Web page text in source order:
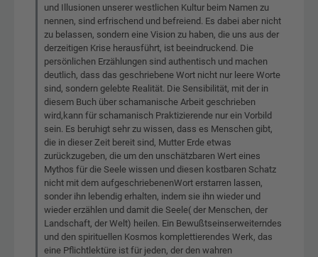
und Illusionen unserer westlichen Kultur beim Namen zu
nennen, sind erfrischend und befreiend. Es dabei aber nicht
zu belassen, sondern eine Vision zu haben, die uns aus der
derzeitigen Krise herausführt, ist beeindruckend. Die
persönlichen Erzählungen sind authentisch und machen
deutlich, dass das geschriebene Wort nicht nur leere Worte
sind, sondern gelebte Realität. Die Sensibilität, mit der in
diesem Buch über schamanische Arbeit geschrieben
wird,kann für schamanisch Praktizierende nur ein Vorbild
sein. Es beruhigt sehr zu wissen, dass es Menschen gibt,
die in dieser Zeit bereit sind, Mutter Erde etwas
zurückzugeben, die um den unschätzbaren Wert eines
Mythos für die Seele wissen und diesen kostbaren Schatz
nicht mit dem aufgeschriebenenWort erstarren lassen,
sonder ihn lebendig erhalten, indem sie ihn wieder und
wieder erzählen und damit die Seele( der Menschen, der
Landschaft, der Welt) heilen. Ein Bewußtseinserweiterndes
und den spirituellen Kosmos komplettierendes Werk, das
eine Pflichtlektüre ist für jeden, der den wahren